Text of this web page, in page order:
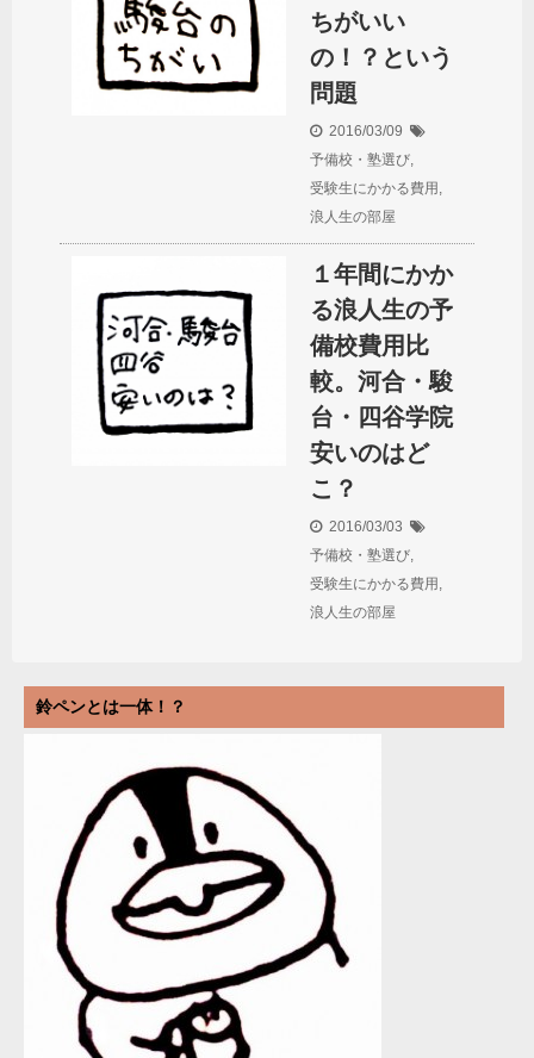
ちがいい
の！？という
問題
2016/03/09
予備校・塾選び,
受験生にかかる費用 ,
浪人生の部屋
１年間にかか
る浪人生の予
備校費用比
較。河合・駿
台・四谷学院
安いのはど
こ？
2016/03/03
予備校・塾選び,
受験生にかかる費用 ,
浪人生の部屋
鈴ペンとは一体！？